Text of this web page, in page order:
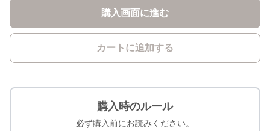
購入画面に進む
カートに追加する
購入時のルール
必ず購入前にお読みください。